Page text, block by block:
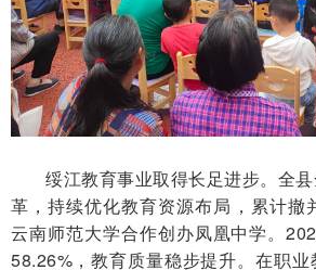
绥江教育事业取得长足进步。全
革，持续优化教育资源布局，累计撤
云南师范大学合作创办凤凰中学。
58.26%，教育质量稳步提升。在职